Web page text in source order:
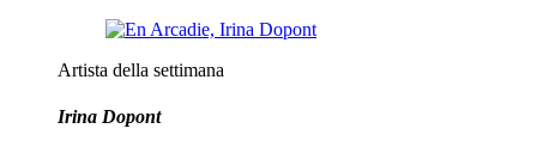
Artista della settimana
Irina Dopont